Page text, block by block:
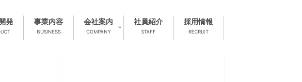
発 事業内容
BUSINESS
会社案内
COMPANY
社員紹介
STAFF
採用情報
RECRUIT